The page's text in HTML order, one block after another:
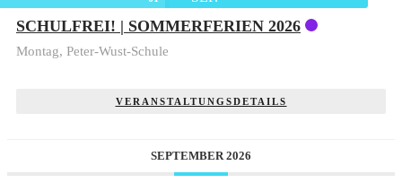
SCHULFREI! | SOMMERFERIEN 2026
Montag, Peter-Wust-Schule
VERANSTALTUNGSDETAILS
SEPTEMBER 2026